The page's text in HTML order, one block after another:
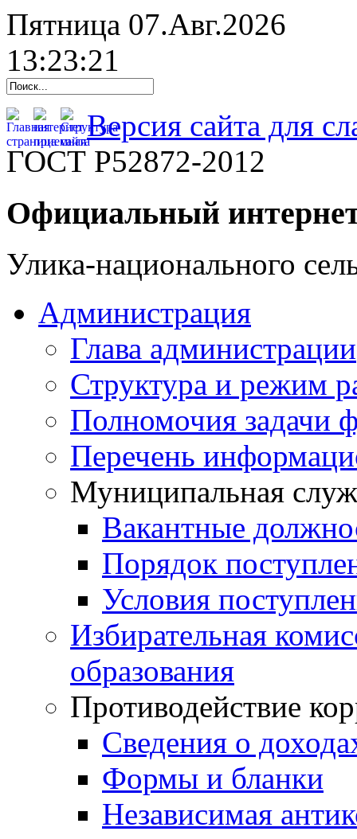
Пятница 07.Авг.2026
13:23:22
Версия сайта для
ГОСТ Р52872-2012
Официальный
Улика-национального
Администрация
Глава администрации
Структура и режим
Полномочия задачи
Перечень
Муниципальная
Вакантные
Порядок
Условия
Избирательная
образования
Противодействие
Сведения о
Формы и бланки
Независимая